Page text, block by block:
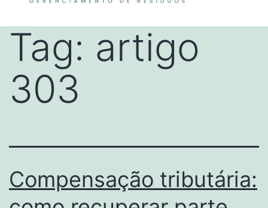
Tag: artigo
303
Compensação tributária: